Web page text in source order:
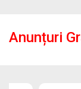
Anunțuri